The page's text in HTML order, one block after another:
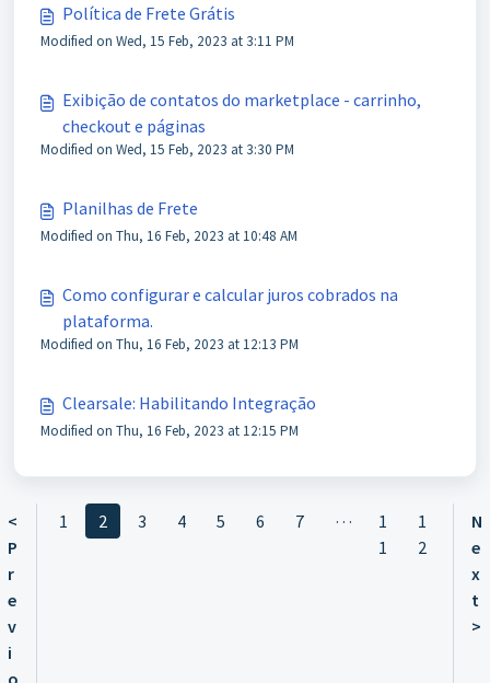
Política de Frete Grátis
Modified on Wed, 15 Feb, 2023 at 3:11 PM
Exibição de contatos do marketplace - carrinho,
checkout e páginas
Modified on Wed, 15 Feb, 2023 at 3:30 PM
Planilhas de Frete
Modified on Thu, 16 Feb, 2023 at 10:48 AM
Como configurar e calcular juros cobrados na
plataforma.
Modified on Thu, 16 Feb, 2023 at 12:13 PM
Clearsale: Habilitando Integração
Modified on Thu, 16 Feb, 2023 at 12:15 PM
<
P
r
e
v
i
o
1 2 3 4 5 6 7 …
1
1
1
2
N
e
x
t
>